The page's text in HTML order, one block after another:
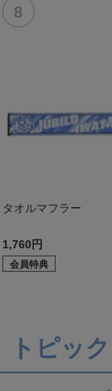
タオルマフラー
1,760円
会員特典
トピッ